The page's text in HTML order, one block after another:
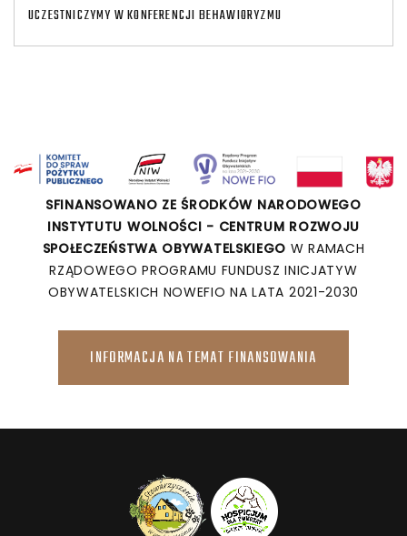
UCZESTNICZYMY W KONFERENCJI BEHAWIORYZMU
SFINANSOWANO ZE ŚRODKÓW NARODOWEGO
INSTYTUTU WOLNOŚCI - CENTRUM ROZWOJU
SPOŁECZEŃSTWA OBYWATELSKIEGO W RAMACH
RZĄDOWEGO PROGRAMU FUNDUSZ INICJATYW
OBYWATELSKICH NOWEFIO NA LATA 2021-2030
INFORMACJA NA TEMAT FINANSOWANIA